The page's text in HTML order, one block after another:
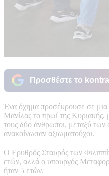
Προσθέστε το
Ένα όχημα προσέκρουσε σε μια
Μανίλας το πρωί της
τους δύο άνθρωποι, μεταξύ των
ανακοίνωσαν αξιωματούχοι.
Ο Ερυθρός Σταυρός των
ετών, αλλά ο υπουργός
ήταν 5 ετών.